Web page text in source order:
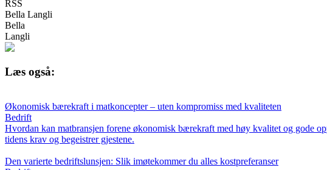
RSS
Bella Langli
Bella
Langli
Læs også:
Økonomisk bærekraft i matkoncepter – uten kompromiss med kvaliteten
Bedrift
Hvordan kan matbransjen forene økonomisk bærekraft med høy kvalitet og gode
tidens krav og begeistrer gjestene.
Den varierte bedriftslunsjen: Slik imøtekommer du alles kostpreferanser